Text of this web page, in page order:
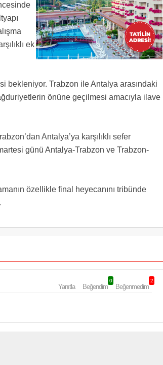
ek
bekleniyor. Trabzon ile Antalya arasındaki
önüne geçilmesi amacıyla ilave
Antalya’ya karşılıklı sefer
günü Antalya-Trabzon ve Trabzon-
özellikle final heyecanını tribünde
Yanıtla Beğendim
0
Beğenmedim
2